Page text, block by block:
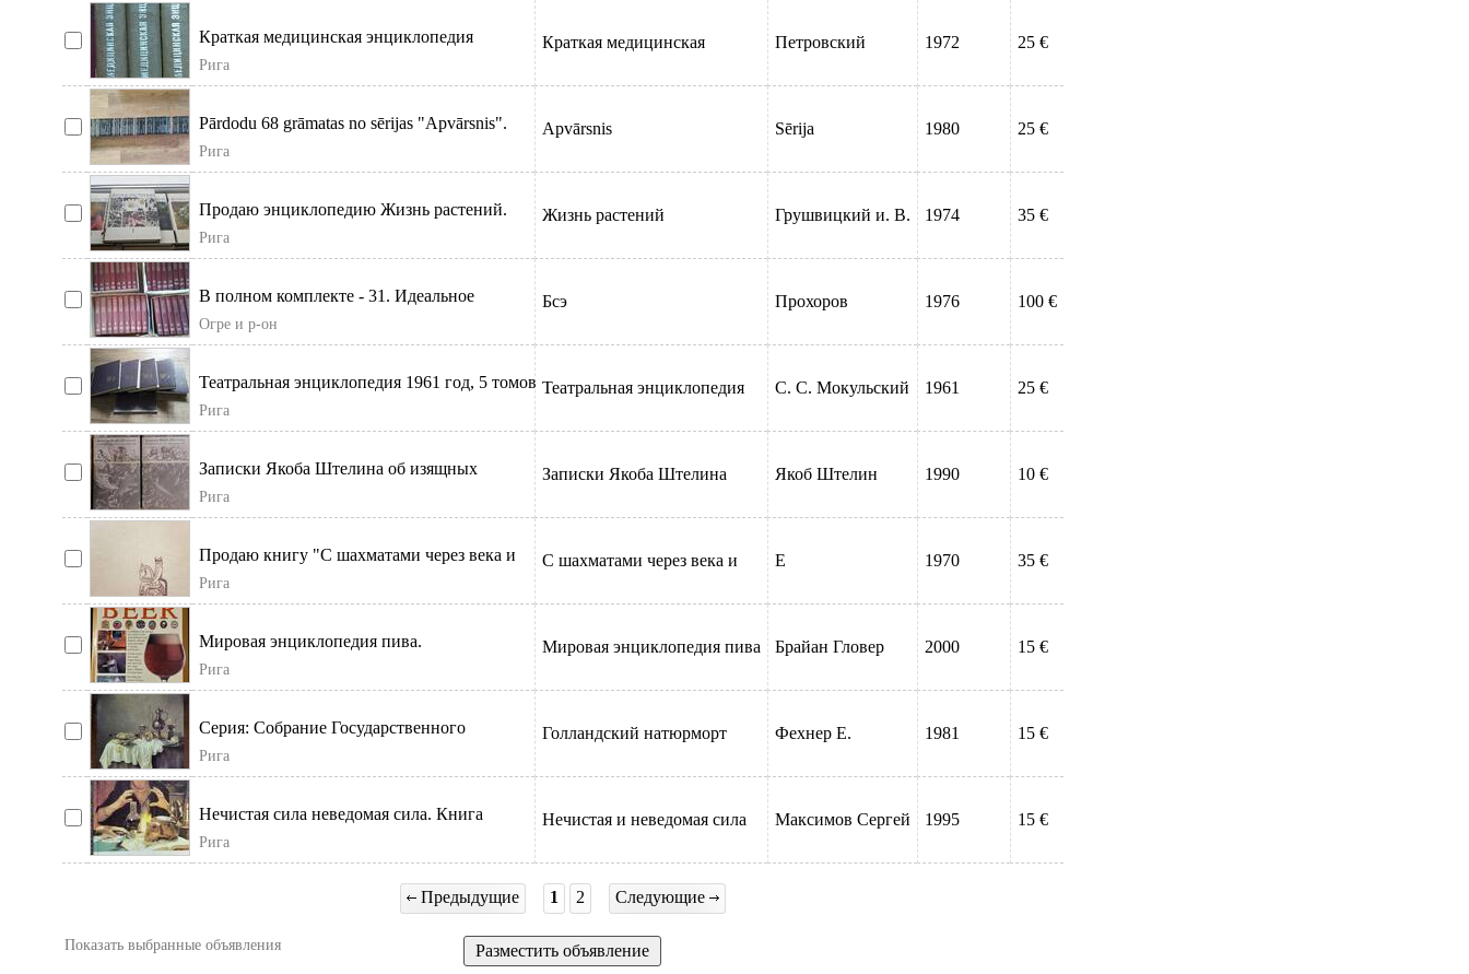
Краткая медицинская энциклопедия
(комплект из 3 книг) это советское
справочное издан
Рига
Краткая медицинская Петровский 1972 25 €
Pārdodu 68 grāmatas no sērijas "Apvārsnis".
Varu piegādāt.
Рига
Apvārsnis Sērija 1980 25 €
Продаю энциклопедию Жизнь растений.
Год издания 1974-1982. 7 томов (1, 2, 3, 4,
5(1)
Рига
Жизнь растений Грушвицкий и. В. 1974 35 €
В полном комплекте - 31. Идеальное
состояние. И другая литература.
Огре и р-он
Бсэ Прохоров 1976 100 €
Театральная энциклопедия 1961 год, 5 томов
+ 1 тонкий дополнительный.
Рига
Театральная энциклопедия С. С. Мокульский 1961 25 €
Записки Якоба Штелина об изящных
искусствах в России. 2 тома. О живописи в
России
Рига
Записки Якоба Штелина Якоб Штелин 1990 10 €
Продаю книгу "С шахматами через века и
страны", автор Ежи Гижицкий (предисловие
Дави
Рига
С шахматами через века и Е 1970 35 €
Мировая энциклопедия пива.
Авторитетный справочник с региональным
каталогом сортов
Рига
Мировая энциклопедия пива Брайан Гловер 2000 15 €
Серия: Собрание Государственного
Эрмитажа. Голландский натюрморт Xvii
века в собрани
Рига
Голландский натюрморт Фехнер Е. 1981 15 €
Нечистая сила неведомая сила. Книга
Сергея Васильевича Максимова "Нечистая и
невед
Рига
Нечистая и неведомая сила Максимов Сергей 1995 15 €
Предыдущие 1 2 Следующие
Показать выбранные объявления